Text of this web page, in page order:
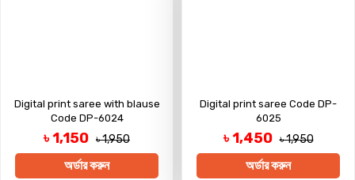
Digital print saree with blause
Code DP-6024
৳ 1,150 ৳ 1,950
অর্ডার করুন
Digital print saree Code DP-
6025
৳ 1,450 ৳ 1,950
অর্ডার করুন